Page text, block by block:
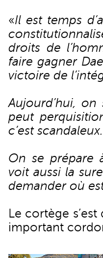
«Il est temps
droits de
faire gagner
victoire de
Aujourd’hui,
peut
c’est
On se prépare
voit aussi la
demander où
Le cortège
important